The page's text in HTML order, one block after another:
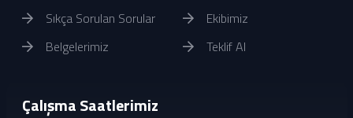
Sıkça Sorulan Sorular
Belgelerimiz
Ekibimiz
Teklif Al
Çalışma Saatlerimiz